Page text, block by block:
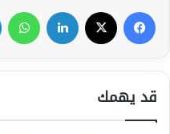
فيسبوك لينكدإن
قد يهمك